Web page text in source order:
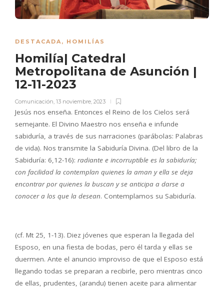
DESTACADA, HOMILÍAS
Homilía| Catedral
Metropolitana de Asunción |
12-11-2023
Comunicación, 13 noviembre, 2023
Jesús nos enseña. Entonces el Reino de los Cielos será
semejante. El Divino Maestro nos enseña e infunde
sabiduría, a través de sus narraciones (parábolas: Palabras
de vida). Nos transmite la Sabiduría Divina. (Del libro de la
Sabiduría: 6,12-16): radiante e incorruptible es la sabiduría;
con facilidad la contemplan quienes la aman y ella se deja
encontrar por quienes la buscan y se anticipa a darse a
conocer a los que la desean. Contemplamos su Sabiduría.
(cf. Mt 25, 1-13). Diez jóvenes que esperan la llegada del
Esposo, en una fiesta de bodas, pero él tarda y ellas se
duermen. Ante el anuncio improviso de que el Esposo está
llegando todas se preparan a recibirle, pero mientras cinco
de ellas, prudentes, (arandu) tienen aceite para alimentar